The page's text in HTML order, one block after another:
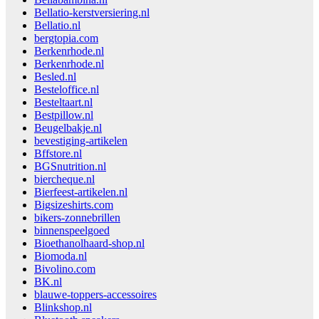
Bellatio-kerstversiering.nl
Bellatio.nl
bergtopia.com
Berkenrhode.nl
Berkenrhode.nl
Besled.nl
Besteloffice.nl
Besteltaart.nl
Bestpillow.nl
Beugelbakje.nl
bevestiging-artikelen
Bffstore.nl
BGSnutrition.nl
biercheque.nl
Bierfeest-artikelen.nl
Bigsizeshirts.com
bikers-zonnebrillen
binnenspeelgoed
Bioethanolhaard-shop.nl
Biomoda.nl
Bivolino.com
BK.nl
blauwe-toppers-accessoires
Blinkshop.nl